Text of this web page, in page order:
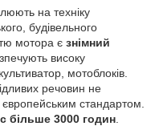
на техніку
будівельного
мотора є знімний
високу
мотоблоків.
речовин не
стандартом.
більше 3000 годин